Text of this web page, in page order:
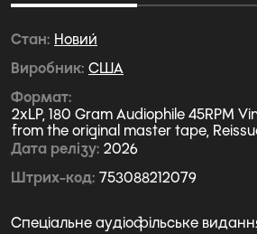
Стан Новий
Виробник США
Формат
2xLP, 180 Gram Audiophile 45RPM
from the original master tape,
Дата релізу 2026
Штрих-код 753088212079
Спеціальне аудіофільське